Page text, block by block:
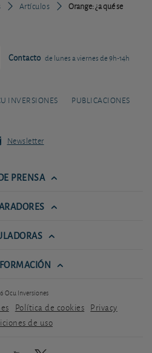
Artículos
Orange: ¿a qué se
Contacto de lunes a viernes de 9h-14h
INVERSIONES PUBLICACIONES
Newsletter
PRENSA
Ocu Inversiones
Política de cookies Privacy
de uso